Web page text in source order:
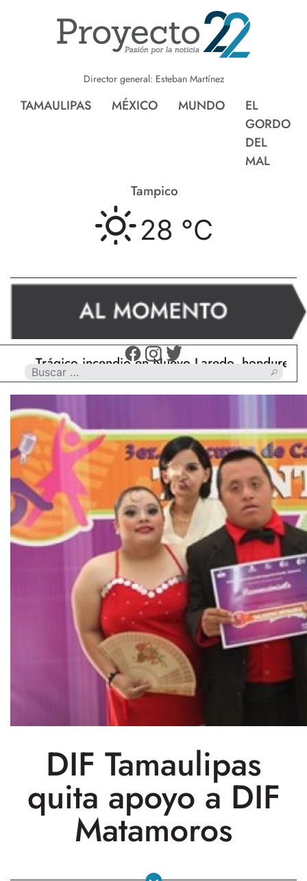
Director general: Esteban Martínez
TAMAULIPAS MÉXICO MUNDO
EL
GORDO
DEL
MAL
Tampico
28 °C
Trágico incendio en Nuevo Laredo, hondureño
DIF Tamaulipas
quita apoyo a DIF
Matamoros